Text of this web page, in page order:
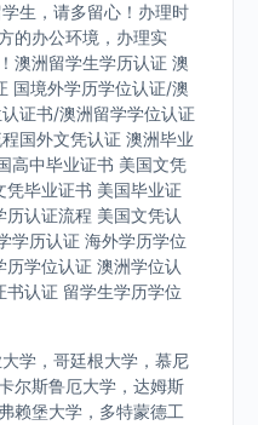
生，请多留心！办理时
的办公环境，办理实
澳洲留学生学历认证 澳
国境外学历学位认证/澳
证书/澳洲留学学位认证
国外文凭认证 澳洲毕业
高中毕业证书 美国文凭
毕业证书 美国毕业证
认证流程 美国文凭认
学历认证 海外学历学位
学位认证 澳洲学位认
认证 留学生学历学位
学，哥廷根大学，慕尼
尔斯鲁厄大学，达姆斯
赖堡大学，多特蒙德工